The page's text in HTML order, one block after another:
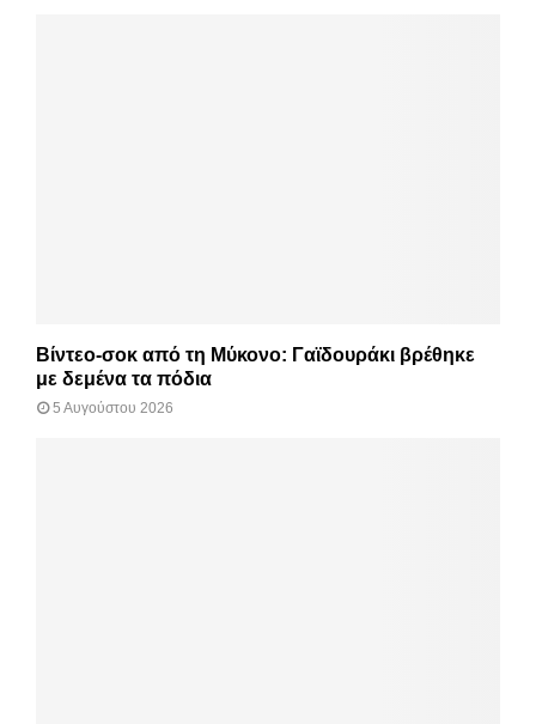
Βίντεο-σοκ από τη Μύκονο: Γαϊδουράκι βρέθηκε
με δεμένα τα πόδια
5 Αυγούστου 2026